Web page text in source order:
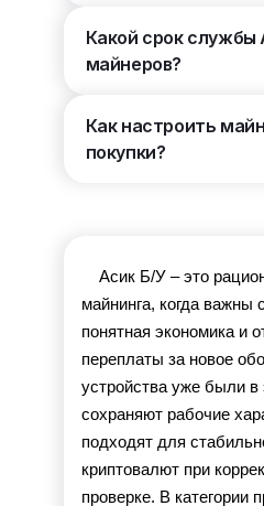
Какой срок службы
майнеров?
Как настроить
покупки?
Асик Б/У – это
майнинга, когда важны
понятная экономика и
переплаты за новое
устройства уже были в
сохраняют рабочие
подходят для
криптовалют при
проверке. В категории